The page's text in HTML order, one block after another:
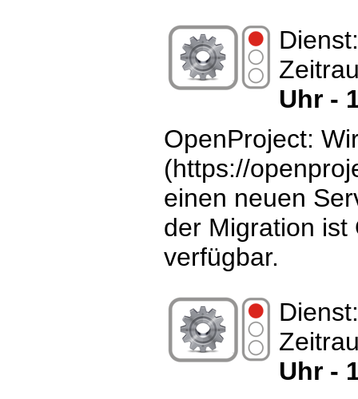
Uhr -
OpenProject:
(https://
einen neuen
der Migration ist
verfügbar.
Uhr -